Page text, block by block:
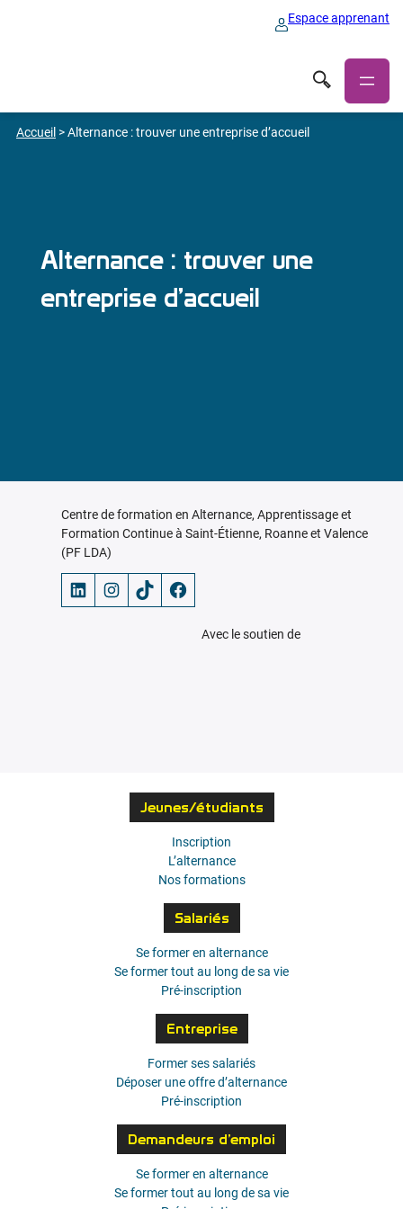
Espace apprenant
Accueil >Alternance : trouver une entreprise d’accueil
Alternance : trouver une
entreprise d’accueil
Centre de formation en Alternance, Apprentissage et
Formation Continue à Saint-Étienne, Roanne et Valence
(PF LDA)
LinkedIn Instagram TikTok Facebook
Avec le soutien de
Jeunes/étudiants
Inscription
L’alternance
Nos formations
Salariés
Se former en alternance
Se former tout au long de sa vie
Pré-inscription
Entreprise
Former ses salariés
Déposer une offre d’alternance
Pré-inscription
Demandeurs d’emploi
Se former en alternance
Se former tout au long de sa vie